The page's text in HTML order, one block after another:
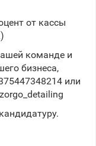
от кассы
команде и
бизнеса,
или